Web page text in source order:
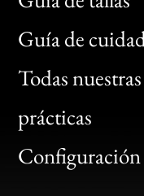
Guía de
Todas
prácticas
Configuración